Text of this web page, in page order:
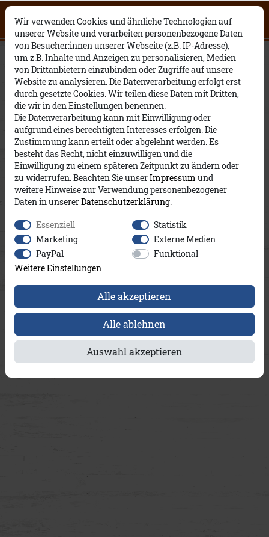
contents.
Open English website
Strandkappe Cord A&Co
Wir verwenden Cookies und ähnliche Technologien auf
unserer Website und verarbeiten personenbezogene Daten
von Besucher:innen unserer Webseite (z.B. IP-Adresse),
um z.B. Inhalte und Anzeigen zu personalisieren, Medien
von Drittanbietern einzubinden oder Zugriffe auf unsere
Website zu analysieren. Die Datenverarbeitung erfolgt erst
durch gesetzte Cookies. Wir teilen diese Daten mit Dritten,
die wir in den Einstellungen benennen.
Die Datenverarbeitung kann mit Einwilligung oder
aufgrund eines berechtigten Interesses erfolgen. Die
Zustimmung kann erteilt oder abgelehnt werden. Es
besteht das Recht, nicht einzuwilligen und die
Einwilligung zu einem späteren Zeitpunkt zu ändern oder
zu widerrufen. Beachten Sie unserImpressum und
weitere Hinweise zur Verwendung personenbezogener
Daten in unsererDaten­schutz­erklärung.
Essenziell
Statistik
Marketing
Externe Medien
PayPal
Funktional
Weitere Einstellungen
Alle akzeptieren
Alle ablehnen
Auswahl akzeptieren